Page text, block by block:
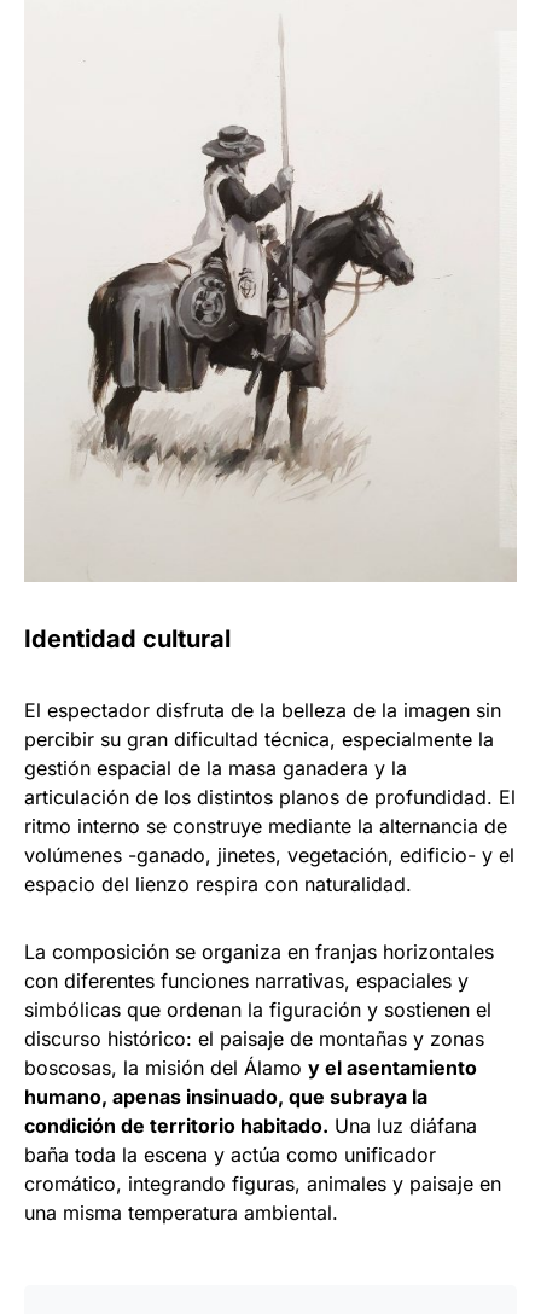
Identidad cultural
El espectador disfruta de la belleza de la imagen sin
percibir su gran dificultad técnica, especialmente la
gestión espacial de la masa ganadera y la
articulación de los distintos planos de profundidad. El
ritmo interno se construye mediante la alternancia de
volúmenes -ganado, jinetes, vegetación, edificio- y el
espacio del lienzo respira con naturalidad.
La composición se organiza en franjas horizontales
con diferentes funciones narrativas, espaciales y
simbólicas que ordenan la figuración y sostienen el
discurso histórico: el paisaje de montañas y zonas
boscosas, la misión del Álamo y el asentamiento
humano, apenas insinuado, que subraya la
condición de territorio habitado. Una luz diáfana
baña toda la escena y actúa como unificador
cromático, integrando figuras, animales y paisaje en
una misma temperatura ambiental.